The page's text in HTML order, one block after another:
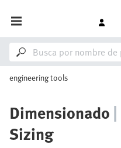
engineering tools
Dimensionado|
Sizing